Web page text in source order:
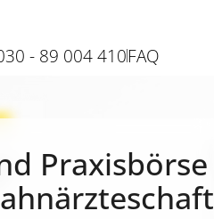
- 89 004 410FAQ